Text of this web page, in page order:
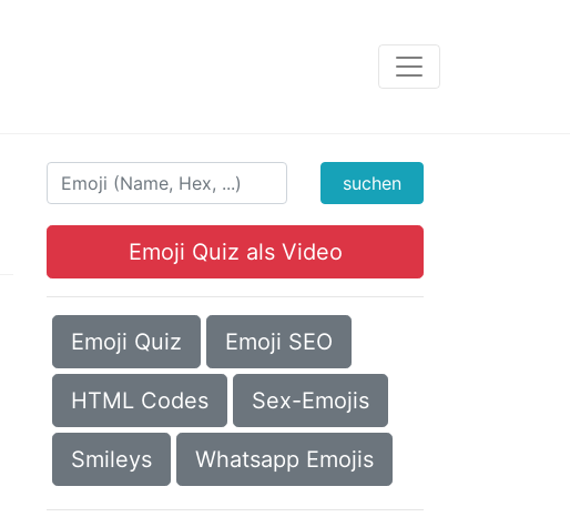
suchen
Emoji Quiz als Video
Emoji Quiz Emoji SEO
HTML Codes Sex-Emojis
Smileys Whatsapp Emojis